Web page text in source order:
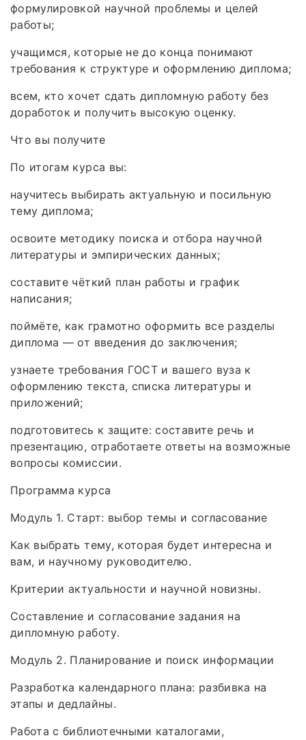
формулировкой научной проблемы и целей
работы;
учащимся, которые не до конца понимают
требования к структуре и оформлению диплома;
всем, кто хочет сдать дипломную работу без
доработок и получить высокую оценку.
Что вы получите
По итогам курса вы:
научитесь выбирать актуальную и посильную
тему диплома;
освоите методику поиска и отбора научной
литературы и эмпирических данных;
составите чёткий план работы и график
написания;
поймёте, как грамотно оформить все разделы
диплома — от введения до заключения;
узнаете требования ГОСТ и вашего вуза к
оформлению текста, списка литературы и
приложений;
подготовитесь к защите: составите речь и
презентацию, отработаете ответы на возможные
вопросы комиссии.
Программа курса
Модуль 1. Старт: выбор темы и согласование
Как выбрать тему, которая будет интересна и
вам, и научному руководителю.
Критерии актуальности и научной новизны.
Составление и согласование задания на
дипломную работу.
Модуль 2. Планирование и поиск информации
Разработка календарного плана: разбивка на
этапы и дедлайны.
Работа с библиотечными каталогами,